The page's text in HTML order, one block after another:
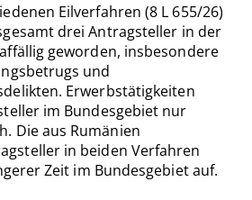
Eilverfahren (8 L 655/26)
drei Antragsteller in der
geworden, insbesondere
und
Erwerbstätigkeiten
im Bundesgebiet nur
Die aus Rumänien
in beiden Verfahren
Zeit im Bundesgebiet auf.